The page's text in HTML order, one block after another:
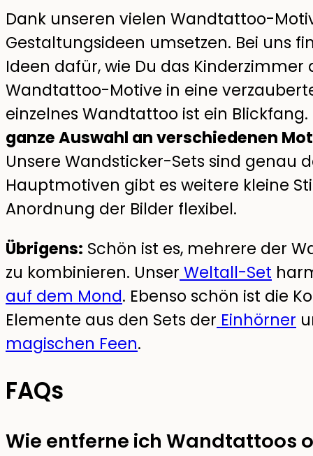
Dank unseren vielen Wandtattoo-
Gestaltungsideen umsetzen. Bei uns
Ideen dafür, wie Du das
Wandtattoo-Motive in eine
einzelnes Wandtattoo ist ein
ganze Auswahl an verschiedenen
Unsere Wandsticker-Sets sind genau
Hauptmotiven gibt es weitere kleine
Anordnung der Bilder flexibel.
Übrigens: Schön ist es, mehrere der
zu kombinieren. Unser Weltall-Set
auf dem Mond. Ebenso schön ist die
Elemente aus den Sets der Einhörner
magischen Feen.
FAQs
Wie entferne ich Wandtattoos